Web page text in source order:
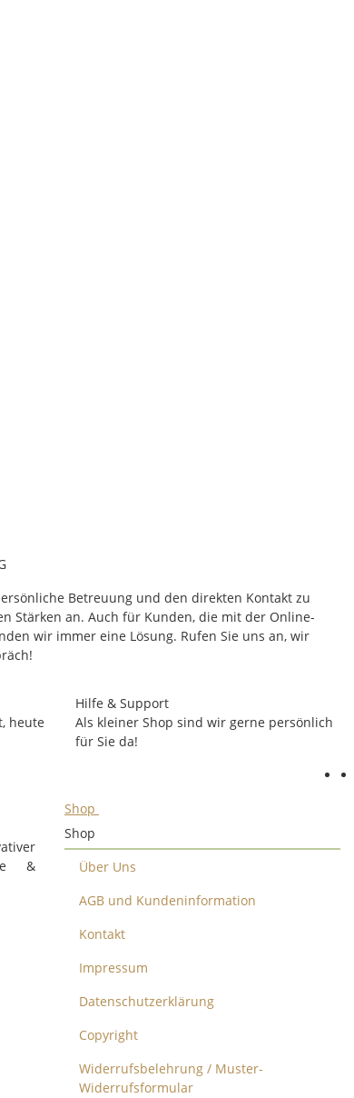
Betreuung und den direkten Kontakt zu
Stärken an. Auch für Kunden, die mit der Online-
wir immer eine Lösung. Rufen Sie uns an, wir
heute
Hilfe & Support
Als kleiner Shop sind wir gerne persönlich
für Sie da!
&
Shop
Shop
Über Uns
AGB und Kundeninformation
Kontakt
Impressum
Datenschutzerklärung
Copyright
Widerrufsbelehrung / Muster-
Widerrufsformular